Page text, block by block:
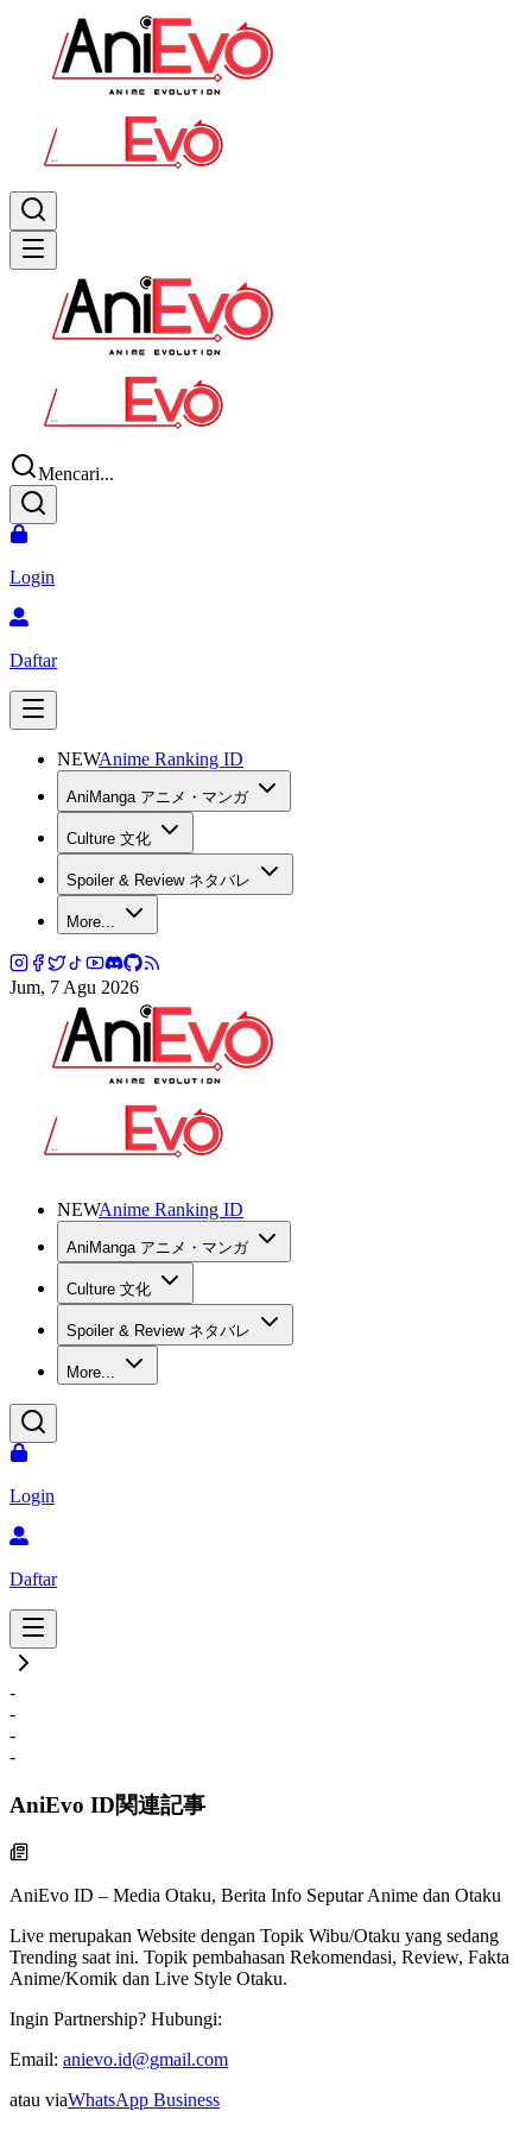
Mencari...
Login
Daftar
NEWAnime Ranking ID
AniManga アニメ・マンガ
Culture 文化
Spoiler & Review ネタバレ
More...
Jum, 7 Agu 2026
NEWAnime Ranking ID
AniManga アニメ・マンガ
Culture 文化
Spoiler & Review ネタバレ
More...
Login
Daftar
-
-
-
-
AniEvo ID関連記事
AniEvo ID – Media Otaku, Berita Info Seputar Anime dan Otaku
Live merupakan Website dengan Topik Wibu/Otaku yang sedang
Trending saat ini. Topik pembahasan Rekomendasi, Review, Fakta
Anime/Komik dan Live Style Otaku.
Ingin Partnership? Hubungi:
Email: anievo.id@gmail.com
atau viaWhatsApp Business